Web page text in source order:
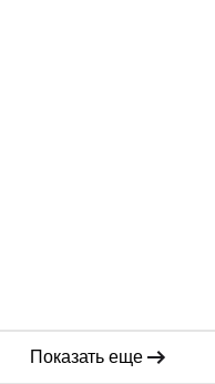
Показать еще